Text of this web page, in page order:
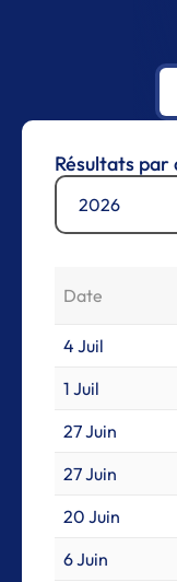
Résultats par
2026
Date
4 Juil
1 Juil
27 Juin
27 Juin
20 Juin
6 Juin